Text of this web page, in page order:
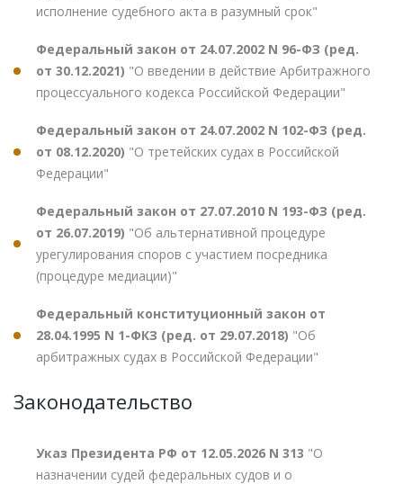
исполнение судебного акта в разумный срок"
Федеральный закон от 24.07.2002 N 96-ФЗ (ред.
от 30.12.2021) "О введении в действие Арбитражного
процессуального кодекса Российской Федерации"
Федеральный закон от 24.07.2002 N 102-ФЗ (ред.
от 08.12.2020) "О третейских судах в Российской
Федерации"
Федеральный закон от 27.07.2010 N 193-ФЗ (ред.
от 26.07.2019) "Об альтернативной процедуре
урегулирования споров с участием посредника
(процедуре медиации)"
Федеральный конституционный закон от
28.04.1995 N 1-ФКЗ (ред. от 29.07.2018) "Об
арбитражных судах в Российской Федерации"
Законодательство
Указ Президента РФ от 12.05.2026 N 313 "О
назначении судей федеральных судов и о